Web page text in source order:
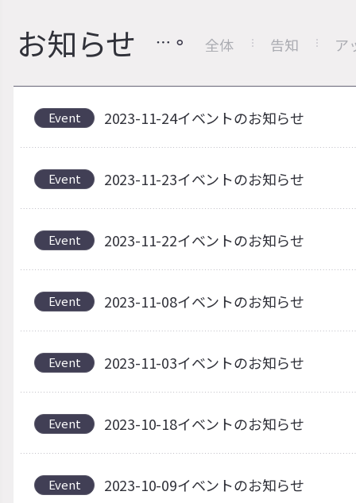
お知らせ 全体 告知 ア
Event 2023-11-24イベントのお知らせ
Event 2023-11-23イベントのお知らせ
Event 2023-11-22イベントのお知らせ
Event 2023-11-08イベントのお知らせ
Event 2023-11-03イベントのお知らせ
Event 2023-10-18イベントのお知らせ
Event 2023-10-09イベントのお知らせ